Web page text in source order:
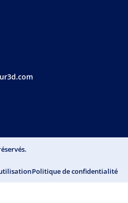
Politique de confidentialité